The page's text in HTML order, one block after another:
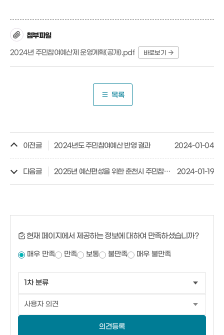
첨부파일
2024년 주민참여예산제 운영계획(공개).pdf
바로보기
목록
이전글 2024년도 주민참여예산 반영 결과 2024-01-04
다음글 2025년 예산편성을 위한 춘천시 주민참여예산제 시민제안 공모사업 공고 2024-01-19
현재 페이지에서 제공하는 정보에 대하여 만족하셨습니까?
매우 만족 만족 보통 불만족 매우 불만족
의견등록